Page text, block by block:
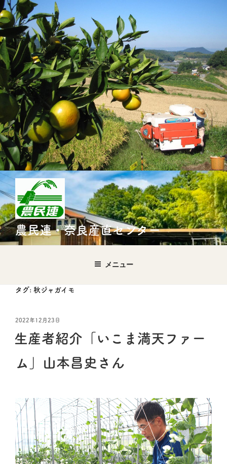
農民連・奈良産直センター
メニュー
タグ: 秋ジャガイモ
2022年12月23日
生産者紹介「いこま満天ファー
ム」山本昌史さん